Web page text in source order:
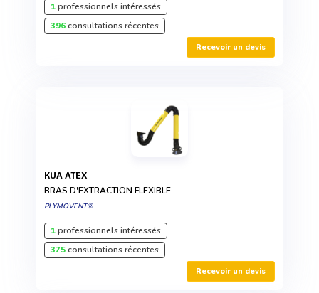
1professionnels intéressés
396consultations récentes
Recevoir un devis
KUA ATEX
BRAS D'EXTRACTION FLEXIBLE
PLYMOVENT®
1professionnels intéressés
375consultations récentes
Recevoir un devis